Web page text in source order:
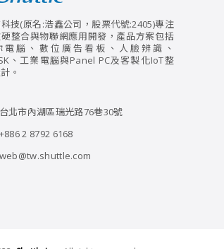
技(原名:浩鑫公司，股票代號:2405)專注
整合與物聯網應用開發，產品方案包括
電腦、數位廣告看板、人臉辨識、
、工業電腦與Panel PC及客製化IoT整
。
台北市內湖區瑞光路76巷30號
+886 2 8792 6168
web@tw.shuttle.com